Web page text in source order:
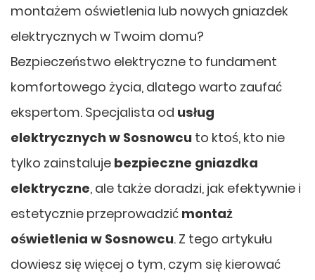
montażem oświetlenia lub nowych gniazdek
elektrycznych w Twoim domu?
Bezpieczeństwo elektryczne to fundament
komfortowego życia, dlatego warto zaufać
ekspertom. Specjalista od usług
elektrycznych w Sosnowcu to ktoś, kto nie
tylko zainstaluje bezpieczne gniazdka
elektryczne, ale także doradzi, jak efektywnie i
estetycznie przeprowadzić montaż
oświetlenia w Sosnowcu. Z tego artykułu
dowiesz się więcej o tym, czym się kierować